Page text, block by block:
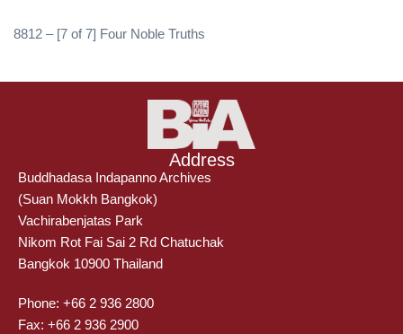
8812 – [7 of 7] Four Noble Truths
Address
Buddhadasa Indapanno Archives
(Suan Mokkh Bangkok)
Vachirabenjatas Park
Nikom Rot Fai Sai 2 Rd Chatuchak
Bangkok 10900 Thailand
Phone: +66 2 936 2800
Fax: +66 2 936 2900